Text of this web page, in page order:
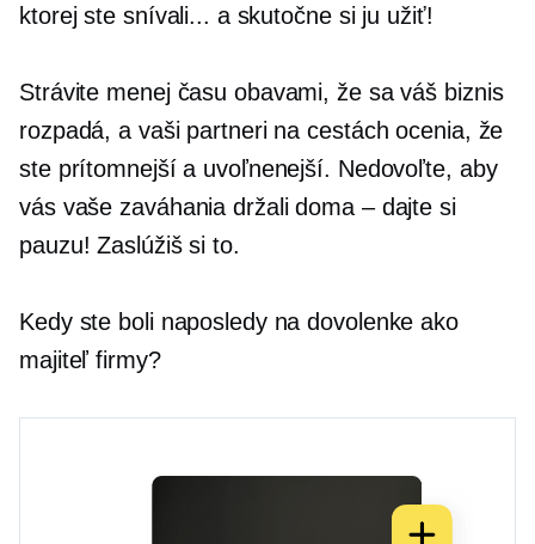
ktorej ste snívali... a skutočne si ju užiť!
Strávite menej času obavami, že sa váš biznis
rozpadá, a vaši partneri na cestách ocenia, že
ste prítomnejší a uvoľnenejší. Nedovoľte, aby
vás vaše zaváhania držali doma – dajte si
pauzu! Zaslúžiš si to.
Kedy ste boli naposledy na dovolenke ako
majiteľ firmy?